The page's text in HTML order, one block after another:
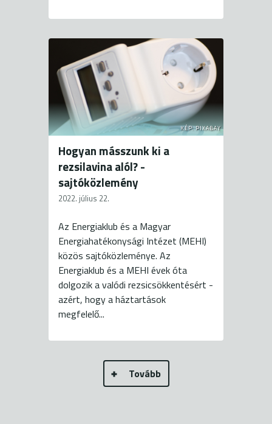
KÉP: PIXABAY
Hogyan másszunk ki a
rezsilavina alól? -
sajtóközlemény
2022. július 22.
Az Energiaklub és a Magyar
Energiahatékonysági Intézet (MEHI)
közös sajtóközleménye. Az
Energiaklub és a MEHI évek óta
dolgozik a valódi rezsicsökkentésért -
azért, hogy a háztartások
megfelelő...
Tovább